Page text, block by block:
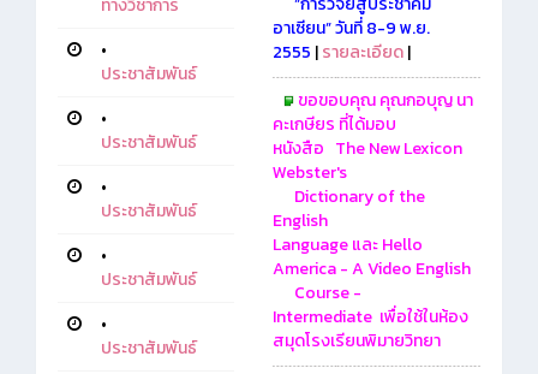
ทางวิชาการ
•
ประชาสัมพันธ์
•
ประชาสัมพันธ์
•
ประชาสัมพันธ์
•
ประชาสัมพันธ์
•
ประชาสัมพันธ์
อาเซียน”วันที่ 8-9 พ.ย.
2555 |รายละเอียด|
ขอขอบคุณ คุณกอบุญ นา
คะเกษียร ที่ได้มอบ
หนังสือ The New Lexicon
Webster's
Dictionary of the
English
LanguageและHello
America - A Video English
Course -
Intermediate เพื่อใช้ในห้อง
สมุดโรงเรียนพิมายวิทยา